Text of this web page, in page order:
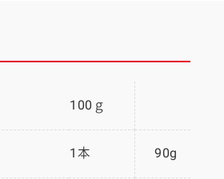
100ｇ
1本 90g